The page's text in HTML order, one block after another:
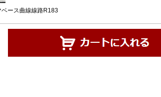
ベース曲線線路R183